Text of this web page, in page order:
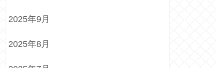
2025年9月
2025年8月